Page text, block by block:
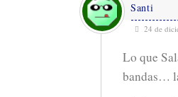
Santi
24 de
Lo que
bandas…